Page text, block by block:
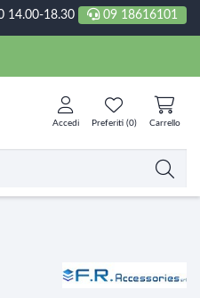
14.00-18.30 09 18616101
Accedi Preferiti (0) Carrello